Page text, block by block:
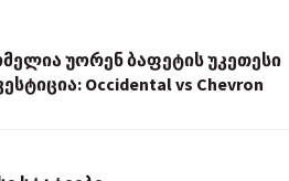
უორენ ბაფეტის უკეთესი
Occidental vs Chevron